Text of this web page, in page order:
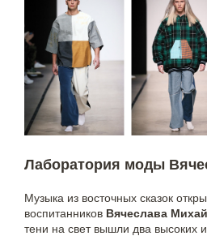
Лаборатория моды
Музыка из восточных сказок
воспитанников Вячеслава
тени на свет вышли два высоких